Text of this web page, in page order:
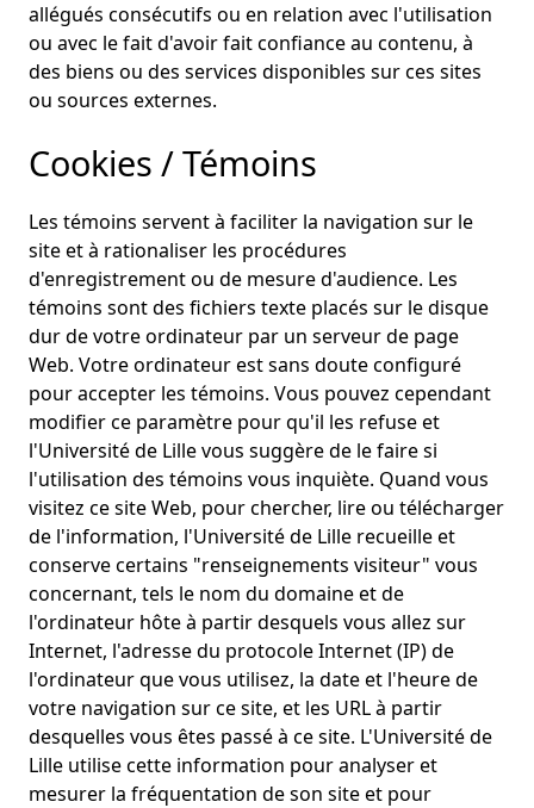
allégués consécutifs ou en relation avec l'utilisation
ou avec le fait d'avoir fait confiance au contenu, à
des biens ou des services disponibles sur ces sites
ou sources externes.
Cookies / Témoins
Les témoins servent à faciliter la navigation sur le
site et à rationaliser les procédures
d'enregistrement ou de mesure d'audience. Les
témoins sont des fichiers texte placés sur le disque
dur de votre ordinateur par un serveur de page
Web. Votre ordinateur est sans doute configuré
pour accepter les témoins. Vous pouvez cependant
modifier ce paramètre pour qu'il les refuse et
l'Université de Lille vous suggère de le faire si
l'utilisation des témoins vous inquiète. Quand vous
visitez ce site Web, pour chercher, lire ou télécharger
de l'information, l'Université de Lille recueille et
conserve certains "renseignements visiteur" vous
concernant, tels le nom du domaine et de
l'ordinateur hôte à partir desquels vous allez sur
Internet, l'adresse du protocole Internet (IP) de
l'ordinateur que vous utilisez, la date et l'heure de
votre navigation sur ce site, et les URL à partir
desquelles vous êtes passé à ce site. L'Université de
Lille utilise cette information pour analyser et
mesurer la fréquentation de son site et pour